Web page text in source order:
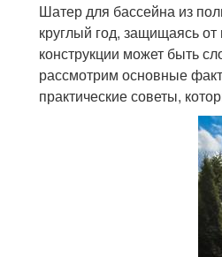
Шатер для бассейна из
круглый год, защищаясь
конструкции может быть
рассмотрим основные
практические советы,